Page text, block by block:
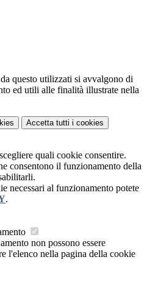
questo utilizzati si avvalgono di
ed utili alle finalità illustrate nella
Accetta tutti i cookies
quali cookie consentire.
consentono il funzionamento della
necessari al funzionamento potete
.
non possono essere
l'elenco nella pagina della cookie